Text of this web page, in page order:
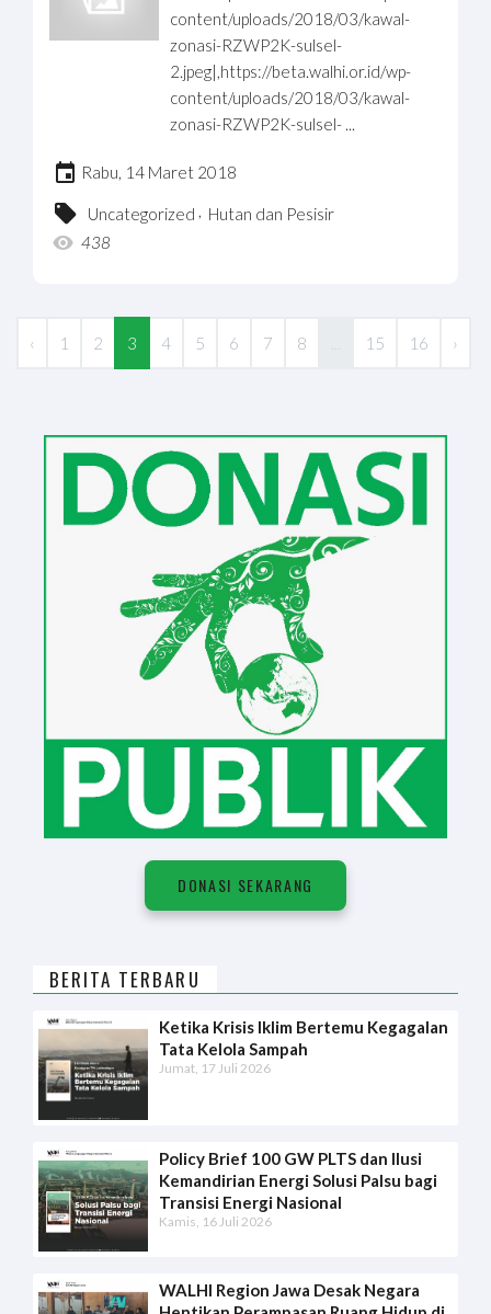
content/uploads/2018/03/kawal-
zonasi-RZWP2K-sulsel-
2.jpeg|,https://beta.walhi.or.id/wp-
content/uploads/2018/03/kawal-
zonasi-RZWP2K-sulsel- ...
Rabu, 14 Maret 2018
Uncategorized , Hutan dan Pesisir
438
‹ 1 2 3 4 5 6 7 8 15 16 ›
DONASI SEKARANG
BERITA TERBARU
Ketika Krisis Iklim Bertemu Kegagalan
Tata Kelola Sampah
Jumat, 17 Juli 2026
Policy Brief 100 GW PLTS dan Ilusi
Kemandirian Energi Solusi Palsu bagi
Transisi Energi Nasional
Kamis, 16 Juli 2026
WALHI Region Jawa Desak Negara